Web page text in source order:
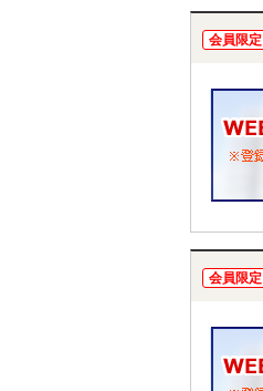
会員限定
会員限定